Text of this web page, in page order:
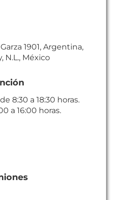
1901, Argentina,
N.L., México
8:30 a 18:30 horas.
a 16:00 horas.